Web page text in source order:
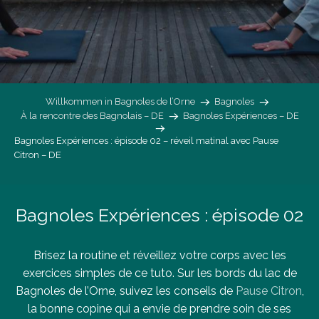
Willkommen in Bagnoles de l’Orne
Bagnoles
À la rencontre des Bagnolais – DE
Bagnoles Expériences – DE
Bagnoles Expériences : épisode 02 – réveil matinal avec Pause
Citron – DE
Bagnoles Expériences : épisode 02
Brisez la routine et réveillez votre corps avec les
exercices simples de ce tuto. Sur les bords du lac de
Bagnoles de l’Orne, suivez les conseils de Pause Citron,
la bonne copine qui a envie de prendre soin de ses